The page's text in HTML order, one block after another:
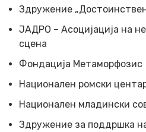
Здружение
ЈАДРО – Асоцијација на
сцена
Фондација Метаморфозис
Национален ромски
Национален младински
Здружение за поддршка